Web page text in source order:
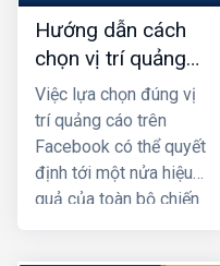
đúng thời điểm. Vậy tại
sao nên quảng cáo
Facebook, thuê chạy
quảng cáo facebook
uy tín, chuyên nghiệp,
hiệu quả ở đâu ? Hãy
theo dõi ngay bài viết
này củaHIGđể có câu
Hướng dẫn cách
chọn vị trí quảng
cáo trên facebook
hiệu quả nhất
Việc lựa chọn đúng vị
trí quảng cáo trên
Facebook có thể quyết
định tới một nửa hiệu
quả của toàn bộ chiến